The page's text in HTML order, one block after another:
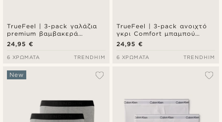
TrueFeel | 3-pack γαλάζια
premium βαμβακερά
μποξεράκια με άνετη
εφαρμογή
24,95 €
6 ΧΡΏΜΑΤΑ TRENDHIM
TrueFeel | 3-pack ανοιχτό
γκρι Comfort μπαμπού
μποξεράκια τύπου brief
24,95 €
6 ΧΡΏΜΑΤΑ TRENDHIM
New